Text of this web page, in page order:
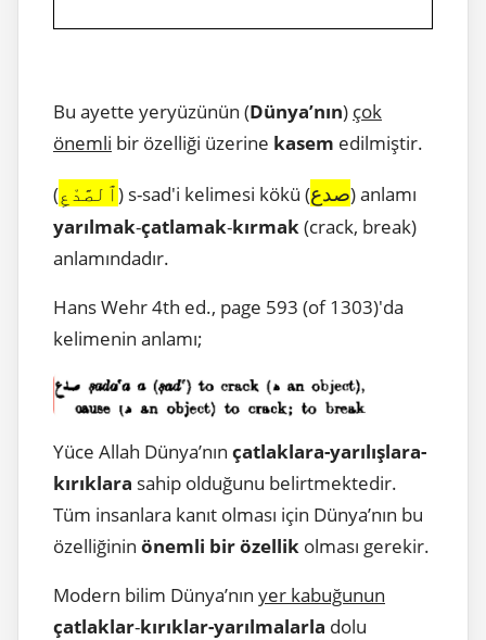
Bu ayette yeryüzünün (Dünya’nın) çok
önemli bir özelliği üzerine kasem edilmiştir.
(ٱلصَّدْعِ) s-sad'i kelimesi kökü (صدع) anlamı
yarılmak-çatlamak-kırmak(crack, break)
anlamındadır.
Hans Wehr 4th ed., page 593 (of 1303)'da
kelimenin anlamı;
Yüce Allah Dünya’nın çatlaklara-yarılışlara-
kırıklara sahip olduğunu belirtmektedir.
Tüm insanlara kanıt olması için Dünya’nın bu
özelliğinin önemli bir özellik olması gerekir.
Modern bilim Dünya’nın yer kabuğunun
çatlaklar-kırıklar-yarılmalarla dolu